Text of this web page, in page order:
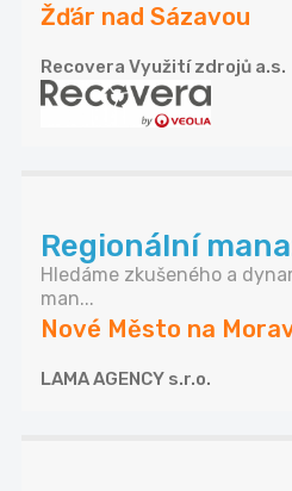
Žďár nad Sázavou
Recovera Využití zdrojů a.s.
Regionální
Hledáme zkušeného a
man...
Nové Město na
LAMA AGENCY s.r.o.